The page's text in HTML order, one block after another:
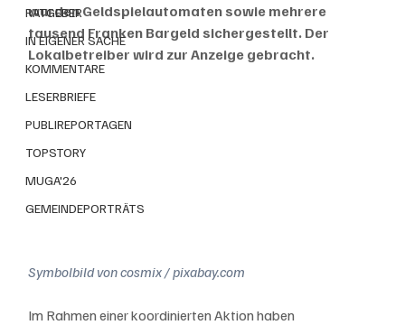
RATGEBER
IN EIGENER SACHE
KOMMENTARE
LESERBRIEFE
PUBLIREPORTAGEN
TOPSTORY
MUGA'26
GEMEINDEPORTRÄTS
wurden Geldspielautomaten sowie mehrere
tausend Franken Bargeld sichergestellt. Der
Lokalbetreiber wird zur Anzeige gebracht.
Symbolbild von cosmix / pixabay.com
Im Rahmen einer koordinierten Aktion haben